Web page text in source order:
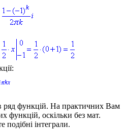
ряд функцій. На практичних Вам
функцій, оскільки без мат.
подібні інтеграли.